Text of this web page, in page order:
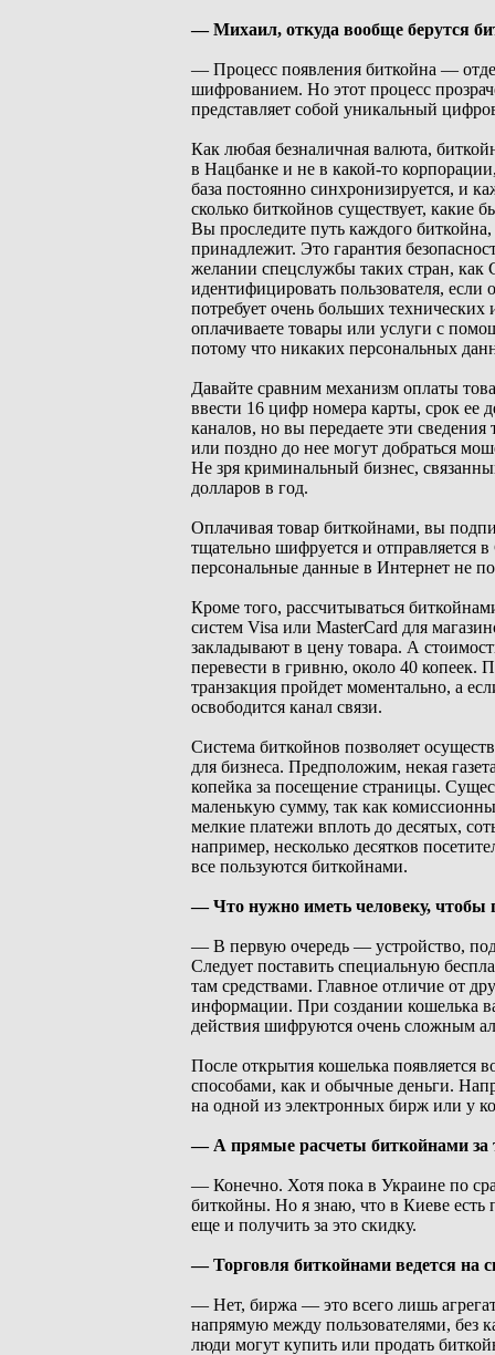
— Михаил, откуда вообще берутся
— Процесс появления биткойна —
шифрованием. Но этот процесс
представляет собой уникальный
Как любая безналичная валюта,
в Нацбанке и не в какой-то
база постоянно синхронизируется, и
сколько биткойнов существует, какие
Вы проследите путь каждого
принадлежит. Это гарантия
желании спецслужбы таких стран,
идентифицировать пользователя,
потребует очень больших
оплачиваете товары или услуги с
потому что никаких персональных
Давайте сравним механизм оплаты
ввести 16 цифр номера карты, срок
каналов, но вы передаете эти
или поздно до нее могут добраться
Не зря криминальный бизнес,
долларов в год.
Оплачивая товар биткойнами, вы
тщательно шифруется и отправляется
персональные данные в Интернет не
Кроме того, рассчитываться
систем Visa или MasterCard для
закладывают в цену товара. А
перевести в гривню, около 40 копеек.
транзакция пройдет моментально, а
освободится канал связи.
Система биткойнов позволяет
для бизнеса. Предположим, некая
копейка за посещение страницы.
маленькую сумму, так как
мелкие платежи вплоть до десятых,
например, несколько десятков
все пользуются биткойнами.
— Что нужно иметь человеку, чтобы
— В первую очередь — устройство,
Следует поставить специальную
там средствами. Главное отличие от
информации. При создании кошелька
действия шифруются очень сложным
После открытия кошелька
способами, как и обычные деньги.
на одной из электронных бирж или у
— А прямые расчеты биткойнами за
— Конечно. Хотя пока в Украине по
биткойны. Но я знаю, что в Киеве есть
еще и получить за это скидку.
— Торговля биткойнами ведется на
— Нет, биржа — это всего лишь
напрямую между пользователями, без
люди могут купить или продать